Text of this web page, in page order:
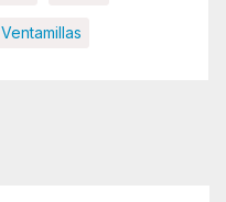
Ventamillas